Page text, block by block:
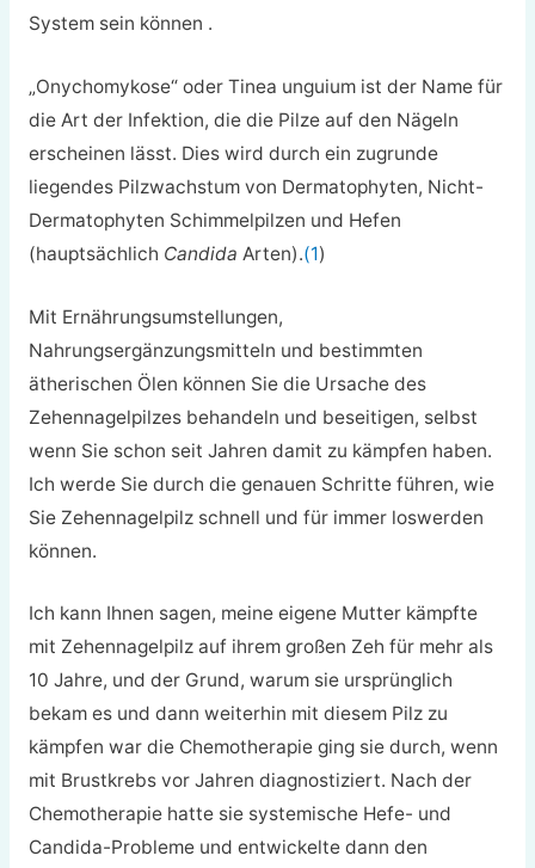
Systemsein können .
„Onychomykose“ oder Tinea unguium ist der Name für
die Art der Infektion, die die Pilze auf den Nägeln
erscheinen lässt. Dies wird durch ein zugrunde
liegendes Pilzwachstum von Dermatophyten, Nicht-
Dermatophyten Schimmelpilzen und Hefen
(hauptsächlich Candida Arten).(1)
Mit Ernährungsumstellungen,
Nahrungsergänzungsmitteln und bestimmten
ätherischen Ölen können Sie die Ursache des
Zehennagelpilzes behandeln und beseitigen, selbst
wenn Sie schon seit Jahren damit zu kämpfen haben.
Ich werde Sie durch die genauen Schritte führen, wie
Sie Zehennagelpilz schnell und für immer loswerden
können.
Ich kann Ihnen sagen, meine eigene Mutter kämpfte
mit Zehennagelpilz auf ihrem großen Zeh für mehr als
10 Jahre, und der Grund, warum sie ursprünglich
bekam es und dann weiterhin mit diesem Pilz zu
kämpfen war die Chemotherapie ging sie durch, wenn
mit Brustkrebs vor Jahren diagnostiziert. Nach der
Chemotherapie hatte sie systemische Hefe- und
Candida-Probleme und entwickelte dann den